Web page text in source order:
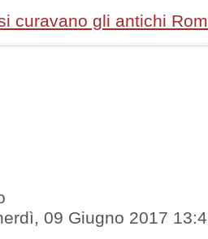
curavano gli antichi
09 Giugno 2017